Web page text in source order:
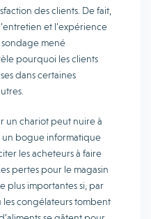
des clients. De fait,
et l’expérience
mené
pourquoi les clients
dans certaines
un chariot peut nuire à
un bogue informatique
les acheteurs à faire
pertes pour le magasin
plus importantes si, par
les congélateurs tombent